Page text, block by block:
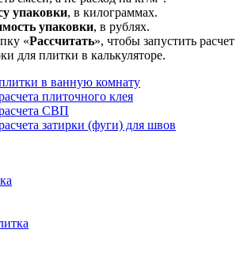
упаковки, в килограммах.
упаковки, в рублях.
«Рассчитать», чтобы запустить расчет
для плитки в калькуляторе.
в ванную комнату
плиточного клея
СВП
затирки (фуги) для швов